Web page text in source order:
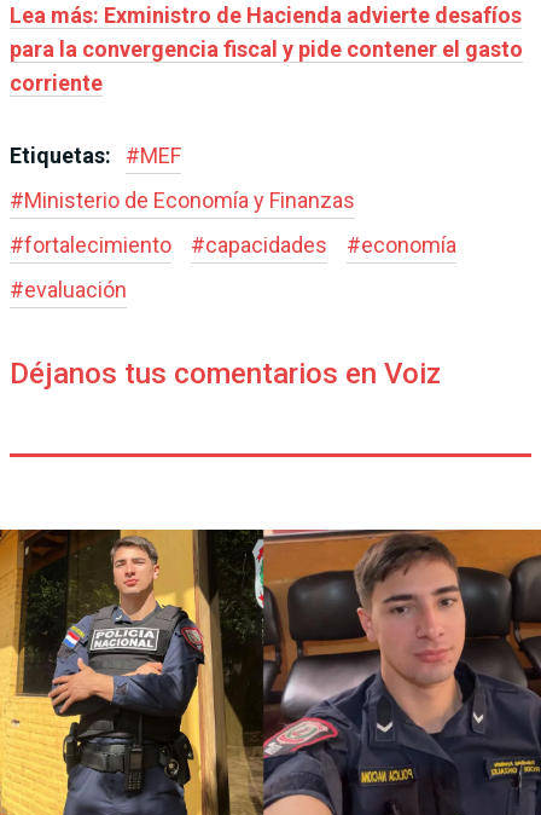
Lea más: Exministro de Hacienda advierte desafíos
para la convergencia fiscal y pide contener el gasto
corriente
Etiquetas: #MEF
#Ministerio de Economía y Finanzas
#fortalecimiento #capacidades #economía
#evaluación
Déjanos tus comentarios en Voiz